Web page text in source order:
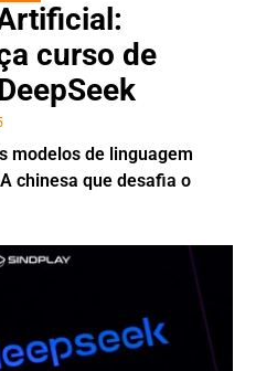
curso de
modelos de linguagem
chinesa que desafia o